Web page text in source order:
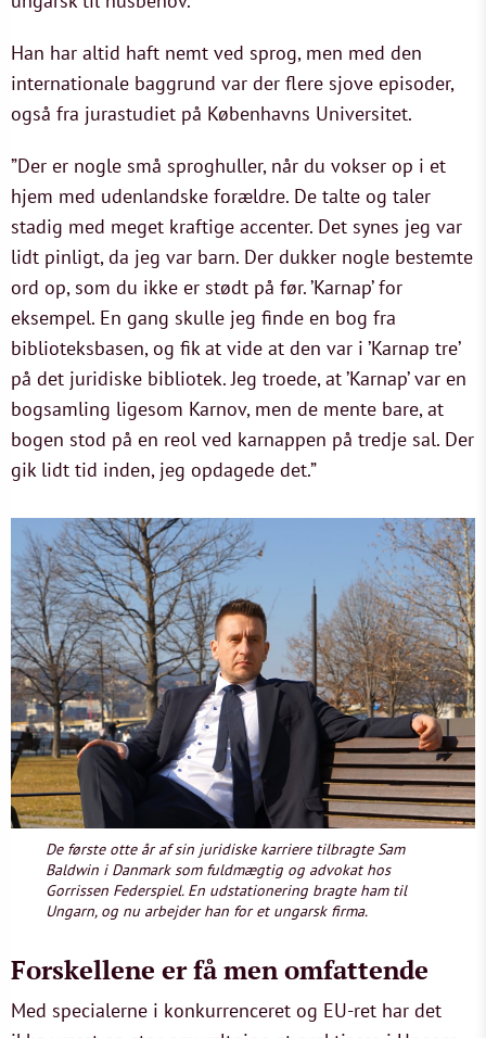
Han har altid haft nemt ved sprog, men med den
internationale baggrund var der flere sjove episoder,
også fra jurastudiet på Københavns Universitet.
”Der er nogle små sproghuller, når du vokser op i et
hjem med udenlandske forældre. De talte og taler
stadig med meget kraftige accenter. Det synes jeg var
lidt pinligt, da jeg var barn. Der dukker nogle bestemte
ord op, som du ikke er stødt på før. ’Karnap’ for
eksempel. En gang skulle jeg finde en bog fra
biblioteksbasen, og fik at vide at den var i ’Karnap tre’
på det juridiske bibliotek. Jeg troede, at ’Karnap’ var en
bogsamling ligesom Karnov, men de mente bare, at
bogen stod på en reol ved karnappen på tredje sal. Der
gik lidt tid inden, jeg opdagede det.”
De første otte år af sin juridiske karriere tilbragte Sam
Baldwin i Danmark som fuldmægtig og advokat hos
Gorrissen Federspiel. En udstationering bragte ham til
Ungarn, og nu arbejder han for et ungarsk firma.
Forskellene er få men omfattende
Med specialerne i konkurrenceret og EU-ret har det